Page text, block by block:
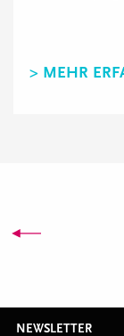
> MEHR
NEWSLETTER